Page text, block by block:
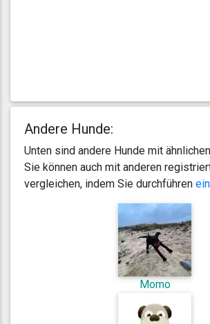
Andere Hunde:
Unten sind andere Hunde mit
Sie können auch mit anderen
vergleichen, indem Sie durchführen
Momo